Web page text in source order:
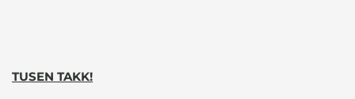
TUSEN TAKK!